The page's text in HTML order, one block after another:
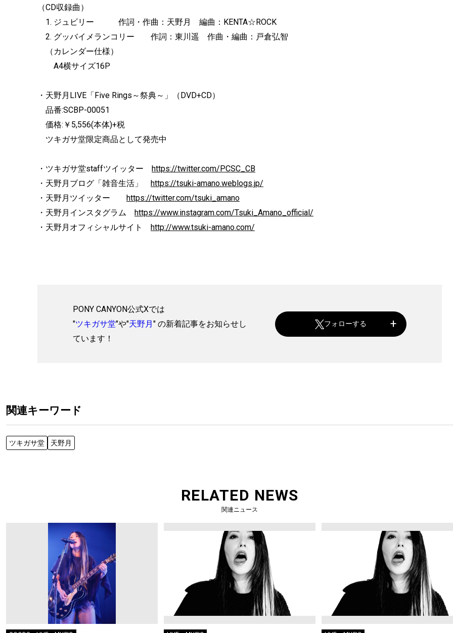
（CD収録曲）
1. ジュビリー 作詞・作曲：天野月 編曲：KENTA☆ROCK
2. グッバイメランコリー 作詞：東川遥 作曲・編曲：戸倉弘智
（カレンダー仕様）
A4横サイズ16P
・天野月LIVE「Five Rings～祭典～」（DVD+CD）
品番:SCBP-00051
価格:￥5,556(本体)+税
ツキガサ堂限定商品として発売中
・ツキガサ堂staffツイッター https://twitter.com/PCSC_CB
・天野月ブログ「雑音生活」 https://tsuki-amano.weblogs.jp/
・天野月ツイッター https://twitter.com/tsuki_amano
・天野月インスタグラム https://www.instagram.com/Tsuki_Amano_official/
・天野月オフィシャルサイト http://www.tsuki-amano.com/
PONY CANYON公式Xでは
"ツキガサ堂"や"天野月" の新着記事をお知らせし
ています！
フォローする
関連キーワード
ツキガサ堂 天野月
RELATED NEWS
関連ニュース